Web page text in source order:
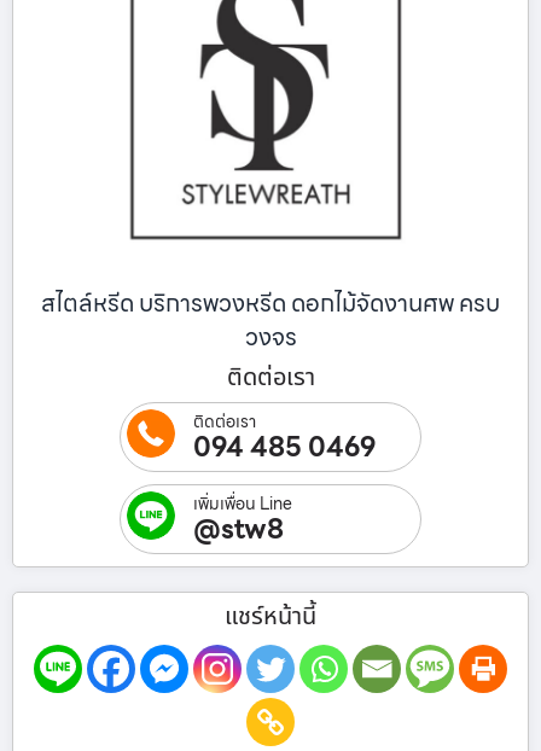
สไตล์หรีด บริการพวงหรีด ดอกไม้จัดงานศพ ครบ
วงจร
ติดต่อเรา
ติดต่อเรา
094 485 0469
เพิ่มเพื่อน Line
@stw8
แชร์หน้านี้